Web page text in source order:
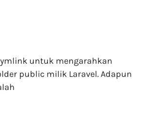
untuk mengarahkan
public milik Laravel. Adapun